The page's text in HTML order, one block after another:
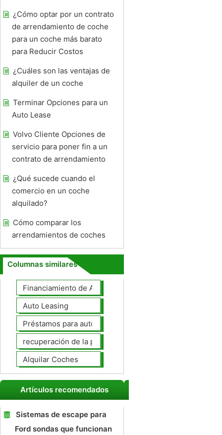
¿Cómo optar por un contrato
de arrendamiento de coche
para un coche más barato
para Reducir Costos
¿Cuáles son las ventajas de
alquiler de un coche
Terminar Opciones para un
Auto Lease
Volvo Cliente Opciones de
servicio para poner fin a un
contrato de arrendamiento
¿Qué sucede cuando el
comercio en un coche
alquilado?
Cómo comparar los
arrendamientos de coches
Columnas similares
Financiamiento de Autos
Auto Leasing
Préstamos para autos
recuperación de la posesión de coches
Alquilar Coches
Artículos recomendados
Sistemas de escape para
Ford sondas que funcionan